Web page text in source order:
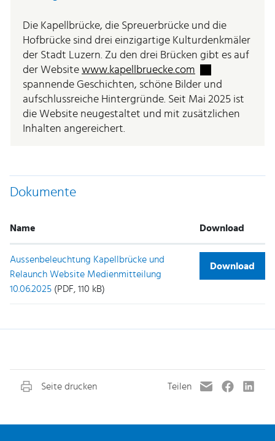
Die Kapellbrücke, die Spreuerbrücke und die
Hofbrücke sind drei einzigartige Kulturdenkmäler
der Stadt Luzern. Zu den drei Brücken gibt es auf
der Website www.kapellbruecke.com
spannende Geschichten, schöne Bilder und
aufschlussreiche Hintergründe. Seit Mai 2025 ist
die Website neugestaltet und mit zusätzlichen
Inhalten angereichert.
Dokumente
Name Download
Aussenbeleuchtung Kapellbrücke und
Relaunch Website Medienmitteilung
10.06.2025 (PDF, 110 kB)
Download